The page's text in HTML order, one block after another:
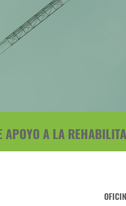
APOYO A LA